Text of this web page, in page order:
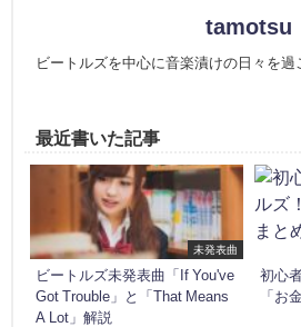
tamotsu
ビートルズを中心に音楽漬けの日々を過
最近書いた記事
未発表曲
ビートルズ未発表曲「If You've
Got Trouble」と「That Means
A Lot」解説
初心
「お